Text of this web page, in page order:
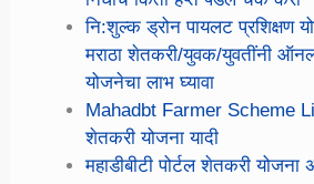
नि:शुल्क ड्रोन पायलट प्रशिक्षण
मराठा शेतकरी/युवक/युवतींनी
योजनेचा लाभ घ्यावा
Mahadbt Farmer Scheme
शेतकरी योजना यादी
महाडीबीटी पोर्टल शेतकरी योजना